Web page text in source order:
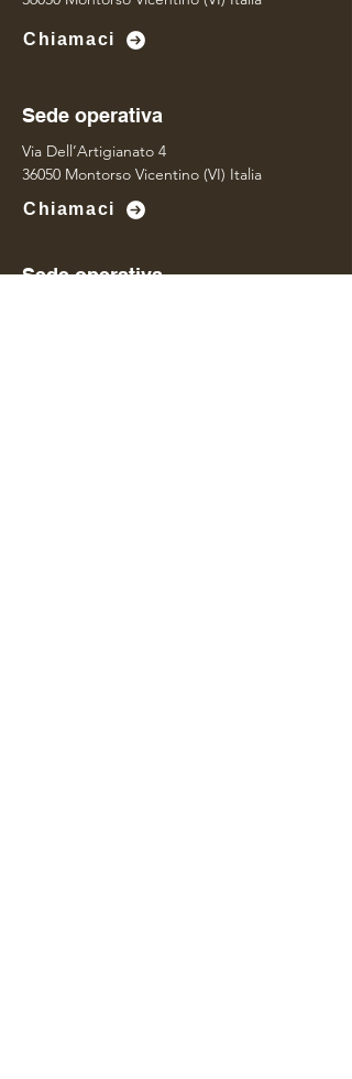
Chiamaci
Sede operativa
Via Dell’Artigianato 4
36050 Montorso Vicentino (VI) Italia
Chiamaci
Sede operativa